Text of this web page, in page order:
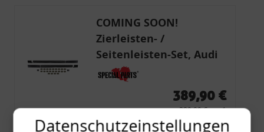
COMING SOON!
Zierleisten- /
Seitenleisten-Set, Audi
80 Cabrio, Coupe, S2, (6x
Zierleiste, 2x Kappe,
Montagewerkzeug)
389,90 €
389,90 € pro 1
inkl. gesetzl. MwSt., zzgl.
Datenschutzeinstellungen